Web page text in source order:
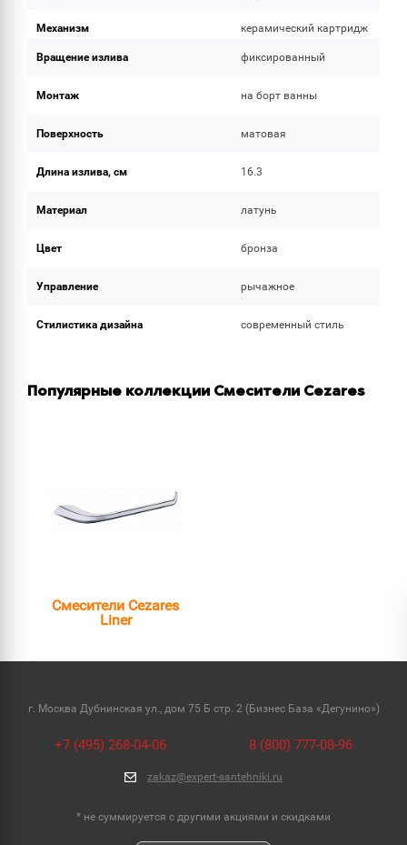
Механизм керамический картридж
Вращение излива фиксированный
Монтаж на борт ванны
Поверхность матовая
Длина излива, см 16.3
Материал латунь
Цвет бронза
Управление рычажное
Стилистика дизайна современный стиль
Популярные коллекции Смесители Cezares
Смесители Cezares
Liner
г. Москва Дубнинская ул., дом 75 Б стр. 2 (Бизнес База «Дегунино»)
+7 (495) 268-04-06 8 (800) 777-08-96
zakaz@expert-santehniki.ru
* не суммируется с другими акциями и скидками